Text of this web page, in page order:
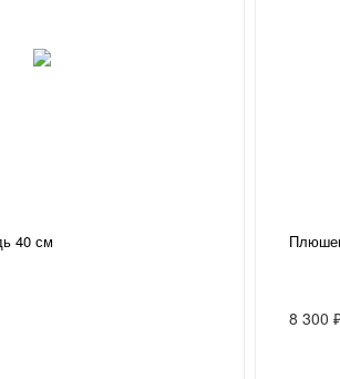
40 см
8 300